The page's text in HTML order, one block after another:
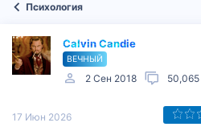
Психология
Calvin Candie
ВЕЧНЫЙ
2 Сен 2018 50,065
17 Июн 2026